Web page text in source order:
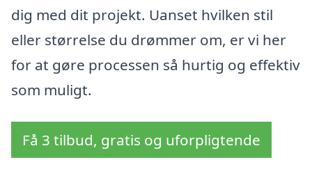
dig med dit projekt. Uanset hvilken stil
eller størrelse du drømmer om, er vi her
for at gøre processen så hurtig og effektiv
som muligt.
Få 3 tilbud, gratis og uforpligtende